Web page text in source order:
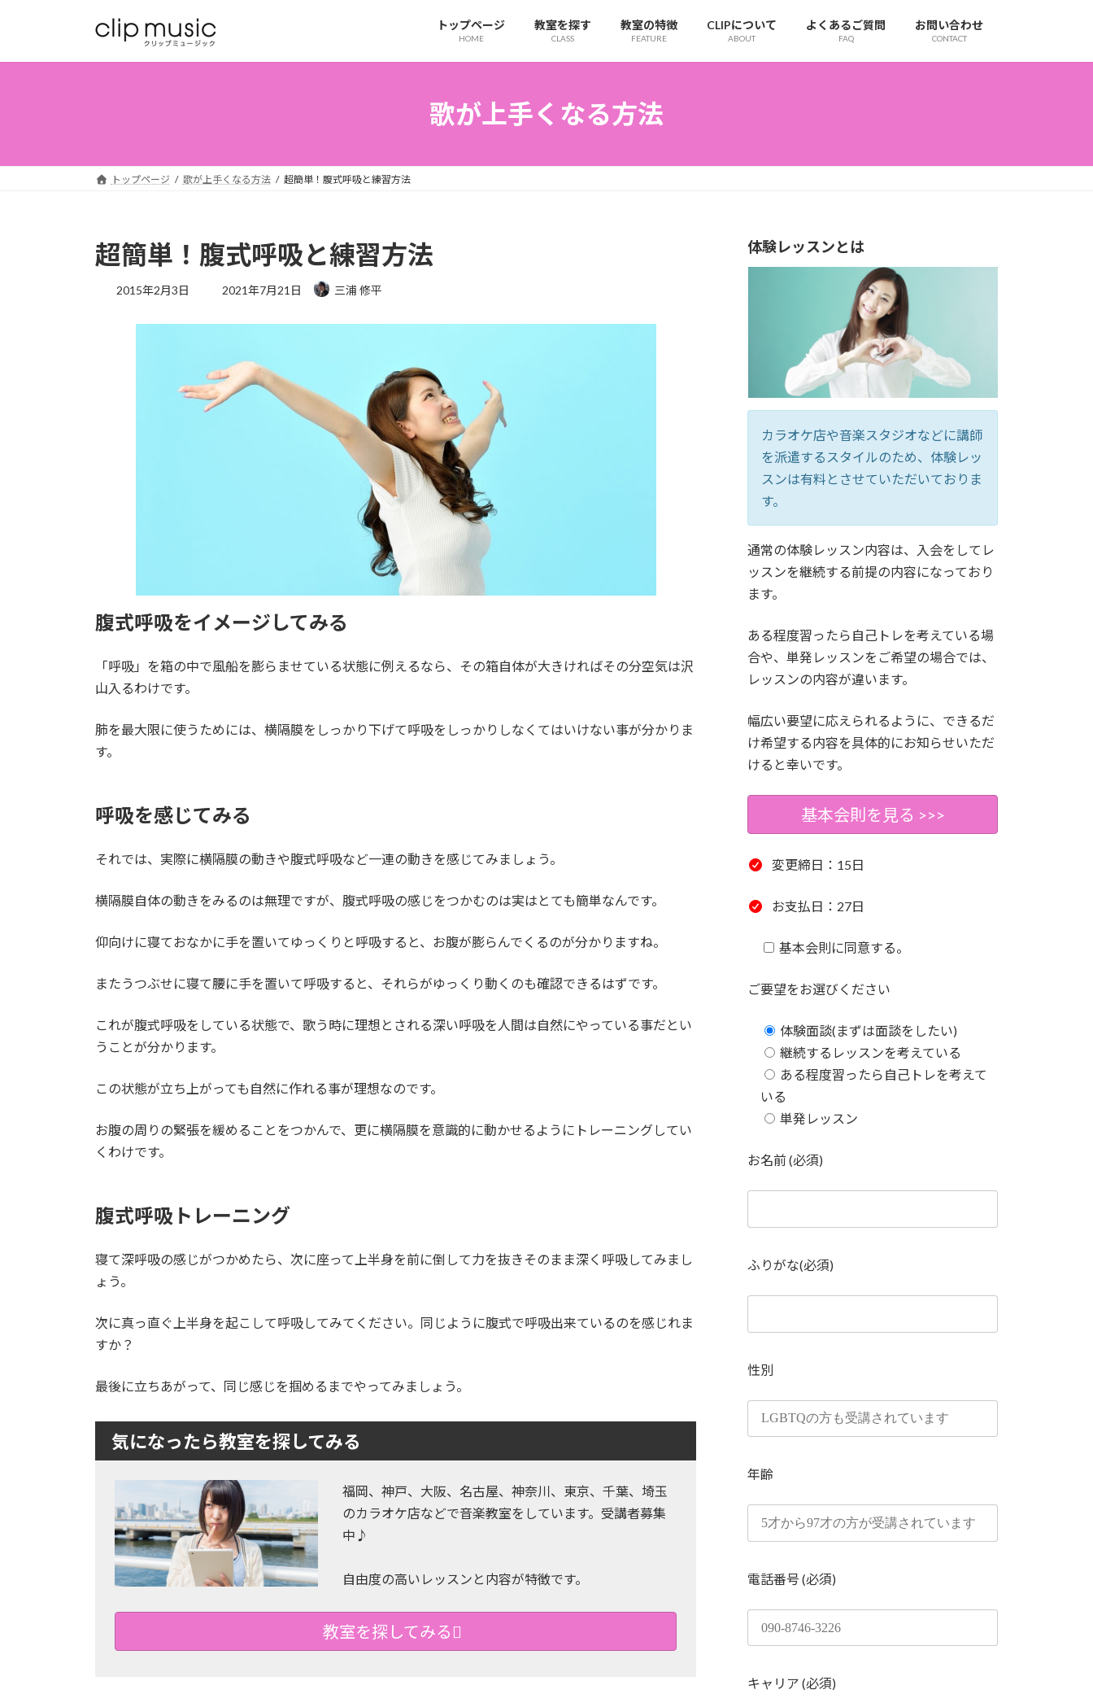
ッ
移
トップページ
HOME
教室を探す
CLASS
教室の特徴
FEATURE
CLIPについて
ABOUT
よくあるご質問
FAQ
お問い合わせ
CONTACT
歌が上手くなる方法
トップページ 歌が上手くなる方法 超簡単！腹式呼吸と練習方法
超簡単！腹式呼吸と練習方法
2015年2月3日
最
時
:
2021年7月21日 三浦 修平
腹式呼吸をイメージしてみる
「呼吸」を箱の中で風船を膨らませている状態に例えるなら、その箱自体が大きければその分空気は沢
山入るわけです。
肺を最大限に使うためには、横隔膜をしっかり下げて呼吸をしっかりしなくてはいけない事が分かりま
す。
呼吸を感じてみる
それでは、実際に横隔膜の動きや腹式呼吸など一連の動きを感じてみましょう。
横隔膜自体の動きをみるのは無理ですが、腹式呼吸の感じをつかむのは実はとても簡単なんです。
仰向けに寝ておなかに手を置いてゆっくりと呼吸すると、お腹が膨らんでくるのが分かりますね。
またうつぶせに寝て腰に手を置いて呼吸すると、それらがゆっくり動くのも確認できるはずです。
これが腹式呼吸をしている状態で、歌う時に理想とされる深い呼吸を人間は自然にやっている事だとい
うことが分かります。
この状態が立ち上がっても自然に作れる事が理想なのです。
お腹の周りの緊張を緩めることをつかんで、更に横隔膜を意識的に動かせるようにトレーニングしてい
くわけです。
腹式呼吸トレーニング
寝て深呼吸の感じがつかめたら、次に座って上半身を前に倒して力を抜きそのまま深く呼吸してみまし
ょう。
次に真っ直ぐ上半身を起こして呼吸してみてください。同じように腹式で呼吸出来ているのを感じれま
すか？
最後に立ちあがって、同じ感じを掴めるまでやってみましょう。
気になったら教室を探してみる
福岡、神戸、大阪、名古屋、神奈川、東京、千葉、埼玉
のカラオケ店などで音楽教室をしています。受講者募集
中♪
自由度の高いレッスンと内容が特徴です。
教室を探してみる
体験レッスンとは
カラオケ店や音楽スタジオなどに講師
を派遣するスタイルのため、体験レッ
スンは有料とさせていただいておりま
す。
通常の体験レッスン内容は、入会をしてレ
ッスンを継続する前提の内容になっており
ます。
ある程度習ったら自己トレを考えている場
合や、単発レッスンをご希望の場合では、
レッスンの内容が違います。
幅広い要望に応えられるように、できるだ
け希望する内容を具体的にお知らせいただ
けると幸いです。
基本会則を見る >>>
変更締日：15日
お支払日：27日
基本会則に同意する。
ご要望をお選びください
体験面談(まずは面談をしたい)
継続するレッスンを考えている
ある程度習ったら自己トレを考えて
いる
単発レッスン
お名前 (必須)
ふりがな(必須)
性別
年齢
電話番号 (必須)
キャリア (必須)